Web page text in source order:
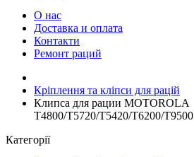
О нас
Доставка и оплата
Контакти
Ремонт раций
Кріплення та кліпси для рацій
Клипса для рации MOTOROLA
T4800/T5720/T5420/T6200/T9500
Категорії